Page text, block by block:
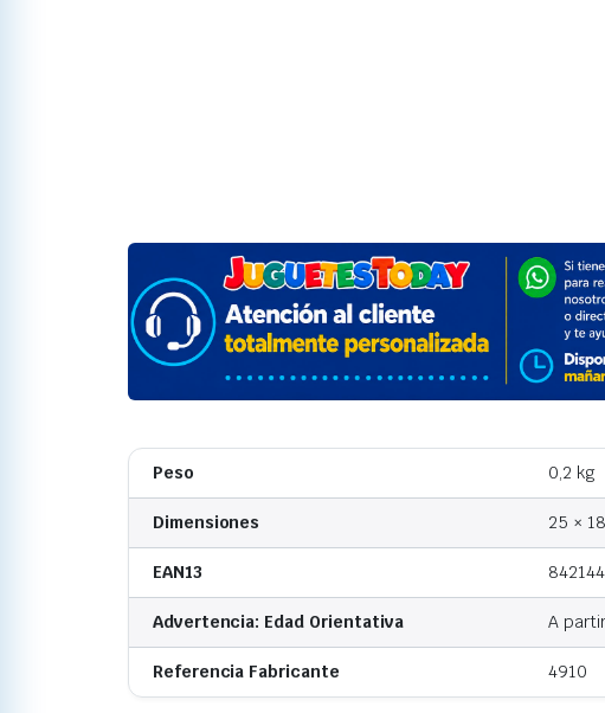
Peso 0,2 kg
Dimensiones 25 ×
EAN13
Advertencia: Edad Orientativa A
Referencia Fabricante 4910